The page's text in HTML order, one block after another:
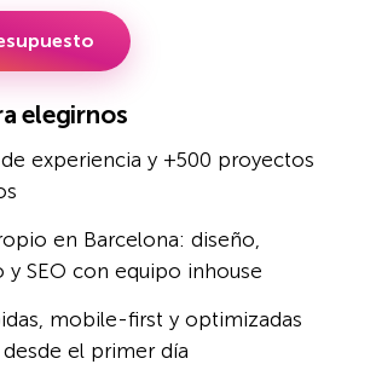
elegirnos
experiencia y +500 proyectos
en Barcelona: diseño,
y SEO con equipo inhouse
mobile-first y optimizadas
desde el primer día